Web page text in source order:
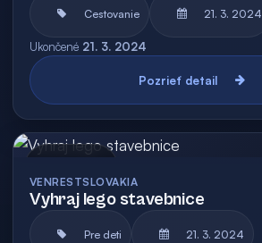
Cestovanie 21. 3. 2024
Ukončené 21. 3. 2024
Pozrieť detail
VENRESTSLOVAKIA
Vyhraj lego stavebnice
Pre deti 21. 3. 2024